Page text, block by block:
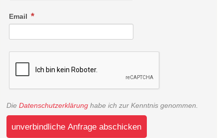
Email
Die Datenschutzerklärung habe ich zur Kenntnis genommen.
unverbindliche Anfrage abschicken